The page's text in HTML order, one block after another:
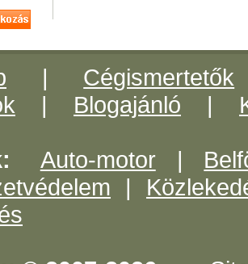
| Cégismertetők
| Blogajánló |
Auto-motor|
|